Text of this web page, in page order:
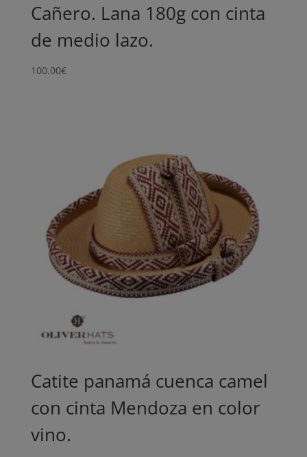
Cañero. Lana 180g con cinta
de medio lazo.
100.00€
Catite panamá cuenca camel
con cinta Mendoza en color
vino.